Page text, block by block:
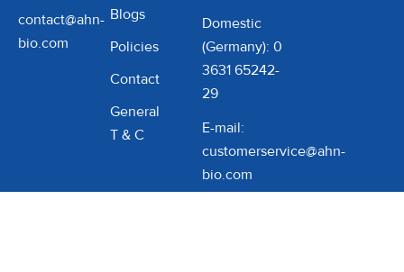
contact@ahn-
bio.com
Blogs
Policies
Contact
General
T & C
Domestic
(Germany): 0
3631 65242-
29
E-mail:
customerservice@ahn-
bio.com